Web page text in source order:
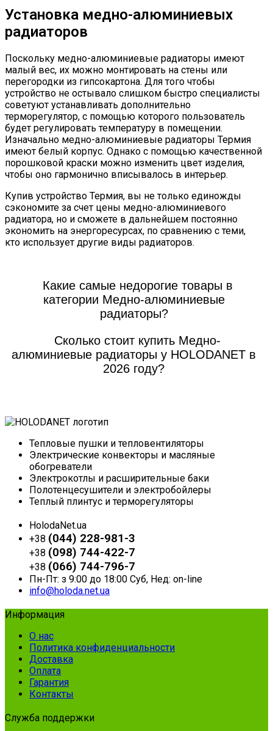
Установка медно-алюминиевых
радиаторов
Поскольку медно-алюминиевые радиаторы имеют
малый вес, их можно монтировать на стены или
перегородки из гипсокартона. Для того чтобы
устройство не остывало слишком быстро специалисты
советуют устанавливать дополнительно
терморегулятор, с помощью которого пользователь
будет регулировать температуру в помещении.
Изначально медно-алюминиевые радиаторы Термия
имеют белый корпус. Однако с помощью качественной
порошковой краски можно изменить цвет изделия,
чтобы оно гармонично вписывалось в интерьер.
Купив устройство Термия, вы не только единожды
сэкономите за счет цены медно-алюминиевого
радиатора, но и сможете в дальнейшем постоянно
экономить на энергоресурсах, по сравнению с теми,
кто использует другие виды радиаторов.
категории Медно-алюминиевые
радиаторы?
алюминиевые радиаторы у HOLODANET в
2026 году?
Тепловые пушки и тепловентиляторы
Электрические конвекторы и масляные
обогреватели
Электрокотлы и расширительные баки
Полотенцесушители и электробойлеры
Теплый плинтус и терморегуляторы
HolodaNet.ua
+38 (044) 228-981-3
+38 (098) 744-422-7
+38 (066) 744-796-7
Пн-Пт: з 9:00 до 18:00 Суб, Нед: on-line
info@holoda.net.ua
Информация
О нас
Политика конфиденциальности
Доставка
Оплата
Гарантия
Контакты
Служба поддержки